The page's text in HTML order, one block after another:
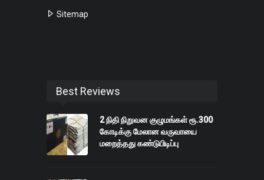
Sitemap
Best Reviews
2 நிதி நிறுவன குழுமங்கள் ரூ.300
கோடிக்கு மேலான வருவாயை
மறைத்தது கண்டுபிடிப்பு